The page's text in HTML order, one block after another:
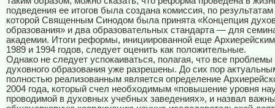
подведения ее итогов была создана комиссия, по
которой Священным Синодом была принята «Концепция
образования» и два образовательных стандарта — для
академии. Итоги реформы, инициированной еще
1989 и 1994 годов, следует оценить как положительные.
Однако не следует успокаиваться, полагая, что все
духовного образования уже разрешены. До сих пор
полностью реализованным является определение
2004 года, который счел необходимым «повышение уровня
проводимой в духовных учебных заведениях», и назвал